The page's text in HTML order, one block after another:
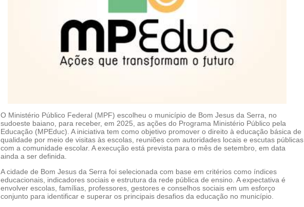
O Ministério Público Federal (MPF) escolheu o município de Bom Jesus da Serra, no
sudoeste baiano, para receber, em 2025, as ações do Programa Ministério Público pela
Educação (MPEduc). A iniciativa tem como objetivo promover o direito à educação básica de
qualidade por meio de visitas às escolas, reuniões com autoridades locais e escutas públicas
com a comunidade escolar. A execução está prevista para o mês de setembro, em data
ainda a ser definida.
A cidade de Bom Jesus da Serra foi selecionada com base em critérios como índices
educacionais, indicadores sociais e estrutura da rede pública de ensino. A expectativa é
envolver escolas, famílias, professores, gestores e conselhos sociais em um esforço
conjunto para identificar e superar os principais desafios da educação no município.